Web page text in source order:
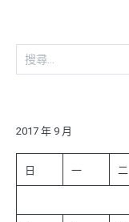
搜
尋
字:
2017 年 9 月
日 一 二